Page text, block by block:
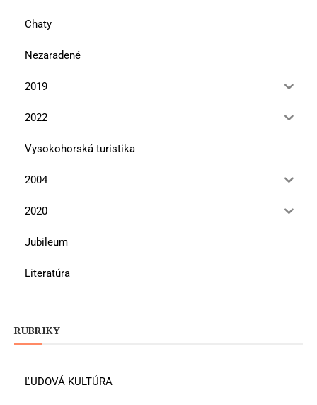
Chaty
Nezaradené
2019
2022
Vysokohorská turistika
2004
2020
Jubileum
Literatúra
RUBRIKY
ĽUDOVÁ KULTÚRA